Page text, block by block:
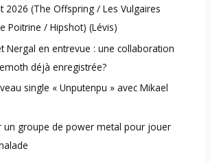
2026 (The Offspring / Les Vulgaires
Poitrine / Hipshot) (Lévis)
Nergal en entrevue : une collaboration
déjà enregistrée?
single « Unputenpu » avec Mikael
un groupe de power metal pour jouer